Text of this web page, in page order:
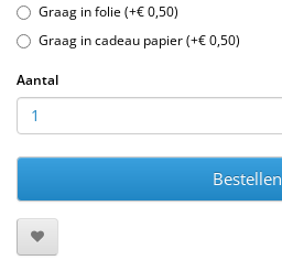
Graag in folie (+€ 0,50)
Graag in cadeau papier (+€ 0,50)
Aantal
Bestellen